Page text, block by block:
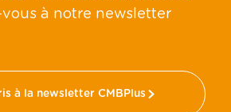
à notre newsletter
à la newsletter CMBPlus